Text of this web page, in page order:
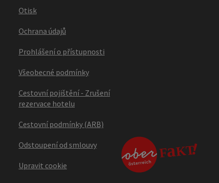
Otisk
Ochrana údajů
Prohlášení o přístupnosti
Všeobecné podmínky
Cestovní pojištění - Zrušení
rezervace hotelu
Cestovní podmínky (ARB)
Odstoupení od smlouvy
Upravit cookie